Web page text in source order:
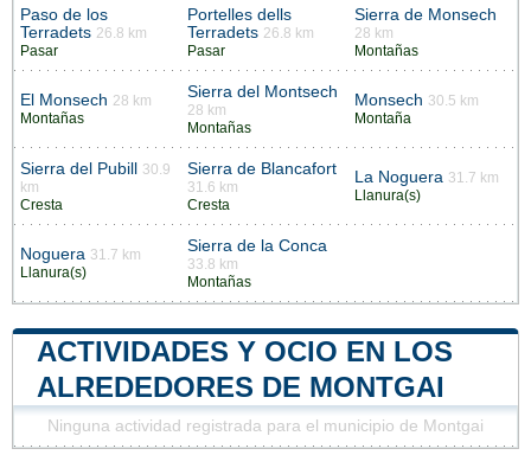
Paso de los
Terradets 26.8 km
Pasar
Portelles dells
Terradets 26.8 km
Pasar
Sierra de Monsech
28 km
Montañas
El Monsech 28 km
Montañas
Sierra del Montsech
28 km
Montañas
Monsech 30.5 km
Montaña
Sierra del Pubill
30.9
km
Cresta
Sierra de Blancafort
31.6 km
Cresta
La Noguera 31.7 km
Llanura(s)
Noguera 31.7 km
Llanura(s)
Sierra de la Conca
33.8 km
Montañas
ACTIVIDADES Y OCIO EN LOS
ALREDEDORES DE MONTGAI
Ninguna actividad registrada para el municipio de Montgai